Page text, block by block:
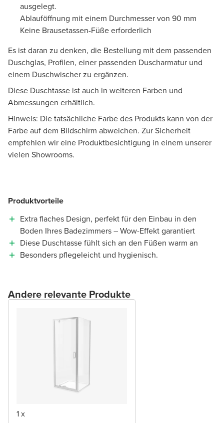
ausgelegt.
Ablauföffnung mit einem Durchmesser von 90 mm
Keine Brausetassen-Füße erforderlich
Es ist daran zu denken, die Bestellung mit dem passenden
Duschglas, Profilen, einer passenden Duscharmatur und
einem Duschwischer zu ergänzen.
Diese Duschtasse ist auch in weiteren Farben und
Abmessungen erhältlich.
Hinweis: Die tatsächliche Farbe des Produkts kann von der
Farbe auf dem Bildschirm abweichen. Zur Sicherheit
empfehlen wir eine Produktbesichtigung in einem unserer
vielen Showrooms.
Produktvorteile
Extra flaches Design, perfekt für den Einbau in den
Boden Ihres Badezimmers – Wow-Effekt garantiert
Diese Duschtasse fühlt sich an den Füßen warm an
Besonders pflegeleicht und hygienisch.
Andere relevante Produkte
1 x